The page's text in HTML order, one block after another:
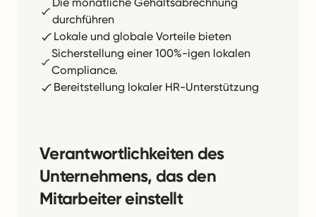
durchführen
Lokale und globale Vorteile bieten
Sicherstellung einer 100%-igen lokalen
Compliance.
Bereitstellung lokaler HR-Unterstützung
Verantwortlichkeiten des
Unternehmens, das den
Mitarbeiter einstellt